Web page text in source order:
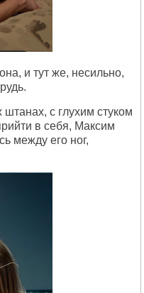
и тут же, несильно,
с глухим стуком
в себя, Максим
между его ног,